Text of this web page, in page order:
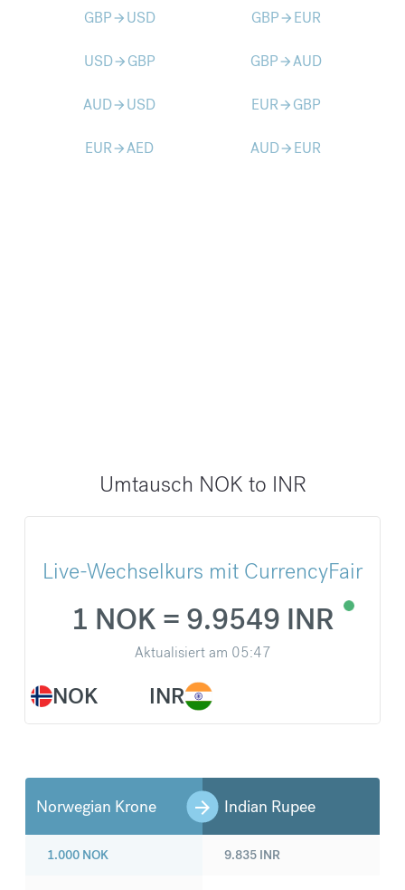
GBParrow_forward USD GBParrow_forward EUR
USDarrow_forward GBP GBParrow_forwardAUD
AUDarrow_forward USD EURarrow_forward GBP
EURarrow_forwardAED AUDarrow_forward EUR
Umtausch NOK to INR
Live-Wechselkurs mit CurrencyFair
NOK
1 NOK = 9.9549 INR
Aktualisiert am 05:47
INR
Norwegian Krone Indian Rupee
1.000 NOK 9.835 INR